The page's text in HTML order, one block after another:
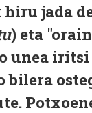
jada
) eta
unea
bilera